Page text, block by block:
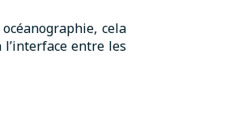
cela
l’interface entre les